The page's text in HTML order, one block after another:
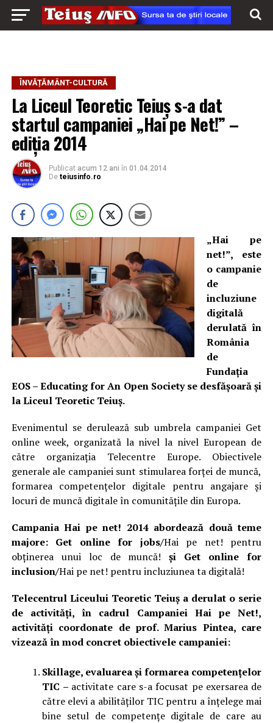
ÎNVĂȚĂMÂNT-CULTURĂ
La Liceul Teoretic Teiuş s-a dat
startul campaniei „Hai pe Net!” –
ediția 2014
Publicat acum 12 ani în 01.04.2014
De teiusinfo.ro
„Hai pe
net!”, este
o campanie
de
incluziune
digitală
derulată în
România
de
Fundația
EOS – Educating for An Open Society se desfăşoară şi
la Liceul Teoretic Teiuş.
Evenimentul se derulează sub umbrela campaniei Get
online week, organizată la nivel la nivel European de
către organizația Telecentre Europe. Obiectivele
generale ale campaniei sunt stimularea forţei de muncă,
formarea competenţelor digitale pentru angajare şi
locuri de muncă digitale în comunităţile din Europa.
Campania Hai pe net! 2014 abordează două teme
majore: Get online for jobs/Hai pe net! pentru
obținerea unui loc de muncă!și
Get online for
inclusion/Hai pe net! pentru incluziunea ta digitală!
Telecentrul Liceului Teoretic Teiuş a derulat o serie
de activități, în cadrul Campaniei Hai pe Net!,
activităţi coordonate de prof. Marius Pintea, care
vizează în mod concret obiectivele campaniei:
Skillage, evaluareași formarea competenţelor
TIC – activitate care s-a focusat pe exersarea de
către elevi a abilităților TIC pentru a înțelege mai
bine setul de competențe digitale de care au